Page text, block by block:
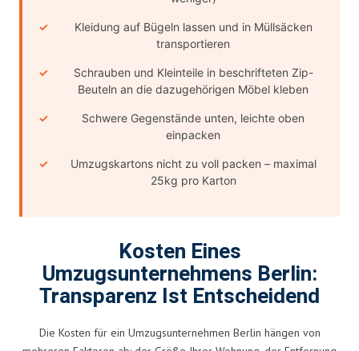
Kleidung auf Bügeln lassen und in Müllsäcken
transportieren
Schrauben und Kleinteile in beschrifteten Zip-
Beuteln an die dazugehörigen Möbel kleben
Schwere Gegenstände unten, leichte oben
einpacken
Umzugskartons nicht zu voll packen – maximal
25kg pro Karton
Kosten Eines
Umzugsunternehmens Berlin:
Transparenz Ist Entscheidend
Die Kosten für ein Umzugsunternehmen Berlin hängen von